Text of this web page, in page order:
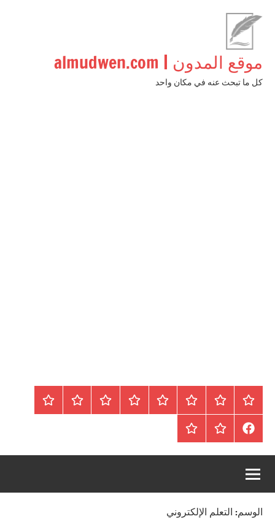
المحتوى
موقع المدون | almudwen.com
كل ما تبحث عنه في مكان واحد
الرئيسيةالمواضيعوظائف
محلية
/
دولية
عقارات Blog
من
اتصل
سياسة
FaceBookعقارات
للبيع
أرشيف
موقع
الوسم: التعلم الإلكتروني